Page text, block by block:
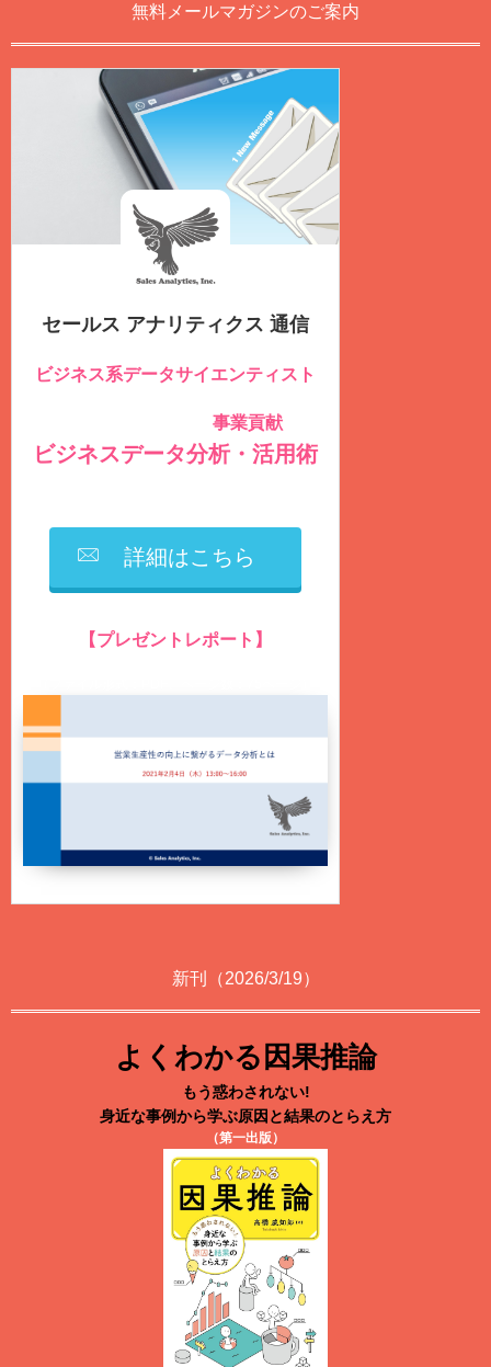
無料メールマガジンのご案内
セールス アナリティクス 通信
ビジネス系データサイエンティスト
事業貢献
ビジネスデータ分析・活用術
詳細はこちら
【プレゼントレポート】
新刊（2026/3/19）
よくわかる因果推論
もう惑わされない!
身近な事例から学ぶ原因と結果のとらえ方
（第一出版）